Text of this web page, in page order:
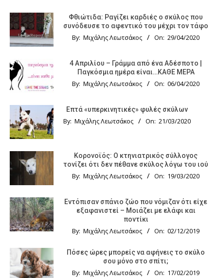
Φθιώτιδα: Ραγίζει καρδιές ο σκύλος που
συνόδευσε το αφεντικό του μέχρι τον τάφο
By: Μιχάλης Λεωτσάκος On: 29/04/2020
4 Απριλίου – Γράμμα από ένα Αδέσποτο |
Παγκόσμια ημέρα είναι…ΚΑΘΕ ΜΕΡΑ
By: Μιχάλης Λεωτσάκος On: 06/04/2020
Επτά «υπερκινητικές» φυλές σκύλων
By: Μιχάλης Λεωτσάκος On: 21/03/2020
Κορονοϊός: Ο κτηνιατρικός σύλλογος
τονίζει ότι δεν πέθανε σκύλος λόγω του ιού
By: Μιχάλης Λεωτσάκος On: 19/03/2020
Εντόπισαν σπάνιο ζώο που νόμιζαν ότι είχε
εξαφανιστεί – Μοιάζει με ελάφι και
ποντίκι
By: Μιχάλης Λεωτσάκος On: 02/12/2019
Πόσες ώρες μπορείς να αφήνεις το σκύλο
σου μόνο στο σπίτι;
By: Μιχάλης Λεωτσάκος On: 17/02/2019